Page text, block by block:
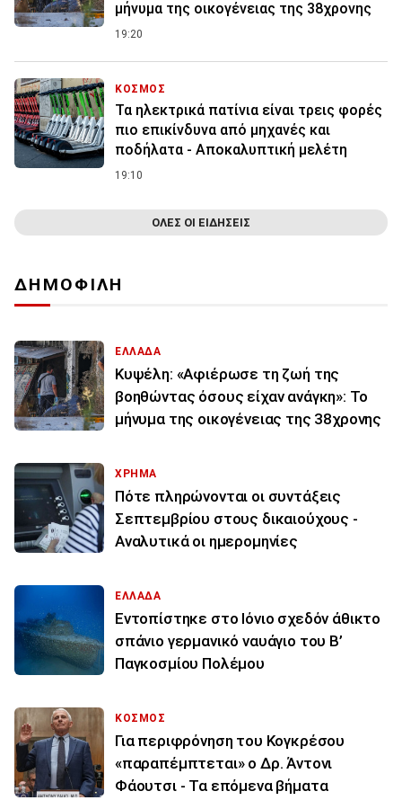
μήνυμα της οικογένειας της 38χρονης
19:20
ΚΟΣΜΟΣ
Τα ηλεκτρικά πατίνια είναι τρεις φορές
πιο επικίνδυνα από μηχανές και
ποδήλατα - Αποκαλυπτική μελέτη
19:10
ΟΛΕΣ ΟΙ ΕΙΔΗΣΕΙΣ
ΔΗΜΟΦΙΛΗ
ΕΛΛΑΔΑ
Κυψέλη: «Αφιέρωσε τη ζωή της
βοηθώντας όσους είχαν ανάγκη»: Το
μήνυμα της οικογένειας της 38χρονης
ΧΡΗΜΑ
Πότε πληρώνονται οι συντάξεις
Σεπτεμβρίου στους δικαιούχους -
Αναλυτικά οι ημερομηνίες
ΕΛΛΑΔΑ
Εντοπίστηκε στο Ιόνιο σχεδόν άθικτο
σπάνιο γερμανικό ναυάγιο του Β’
Παγκοσμίου Πολέμου
ΚΟΣΜΟΣ
Για περιφρόνηση του Κογκρέσου
«παραπέμπτεται» ο Δρ. Άντονι
Φάουτσι - Τα επόμενα βήματα